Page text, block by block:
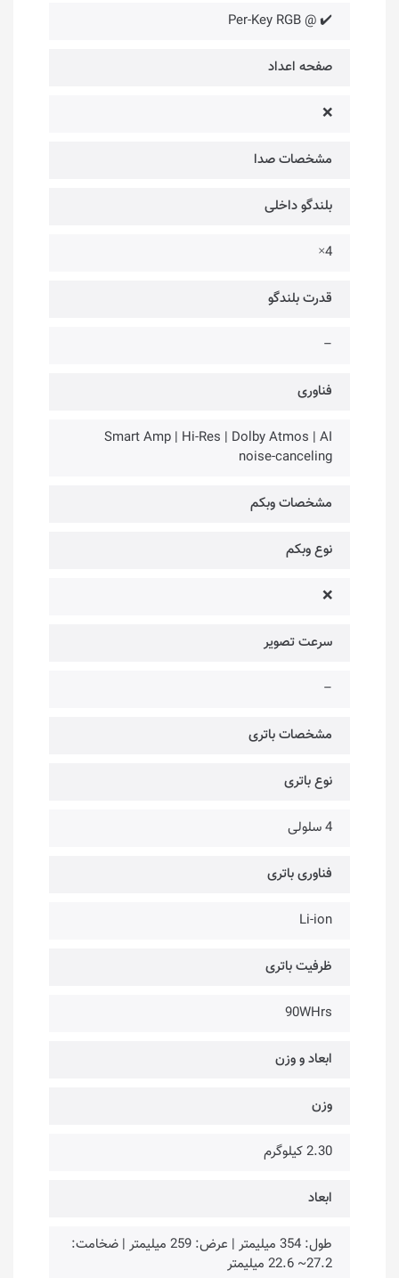
✔️ @ Per-Key RGB
صفحه اعداد
❌
مشخصات صدا
بلندگو داخلی
4×
قدرت بلندگو
–
فناوری‌
Smart Amp | Hi-Res | Dolby Atmos | AI
noise-canceling
مشخصات وبکم
نوع وبکم
❌
سرعت تصویر
–
مشخصات باتری
نوع باتری
4 سلولی
فناوری باتری
Li-ion
ظرفیت باتری
90WHrs
ابعاد و وزن
وزن
2.30 کیلوگرم
ابعاد
طول: 354 میلیمتر | عرض: 259 میلیمتر | ضخامت:
27.2~ 22.6 میلیمتر